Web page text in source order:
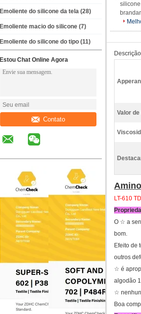
Emoliente do silicone da tela (28)
Emoliente macio do silicone (7)
Emoliente do silicone do tipo (11)
Estou Chat Online Agora
Contato
Valor de
LT-610
O ☆ a
bom.
Efeito de
outros
☆ é
algodão
☆
Boa